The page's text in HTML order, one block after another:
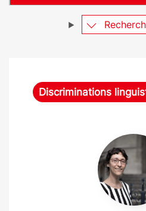
e
Discriminations